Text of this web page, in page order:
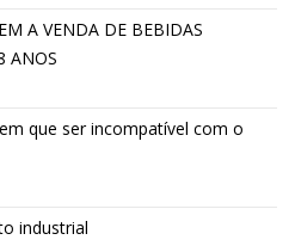
A VENDA DE BEBIDAS
ANOS
que ser incompatível com o
industrial